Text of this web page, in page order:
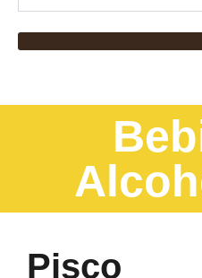
Pisco